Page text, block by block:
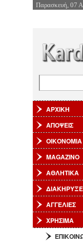
Παρασκευή, 07
ΑΡΧΙΚΗ
ΑΠΟΨΕΙΣ
MAGAZINO
ΑΘΛΗΤΙΚΑ
ΑΓΓΕΛΙΕΣ
ΧΡΗΣΙΜΑ